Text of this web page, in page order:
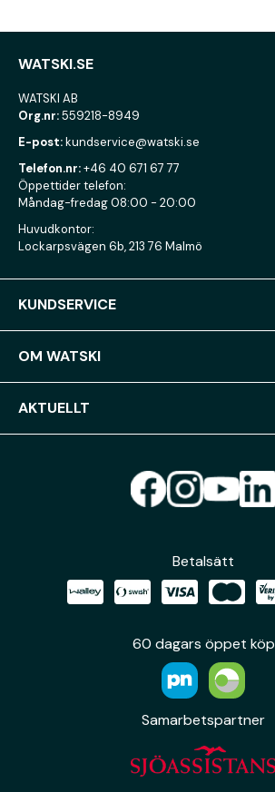
WATSKI.SE
WATSKI AB
Org.nr:559218-8949
E-post:kundservice@watski.se
Telefon.nr:+46 40 671 67 77
Öppettider telefon:
Måndag-fredag 08:00 - 20:00
Huvudkontor:
Lockarpsvägen 6b, 213 76 Malmö
KUNDSERVICE
OM WATSKI
AKTUELLT
Betalsätt
60 dagars öppet köp
Samarbetspartner